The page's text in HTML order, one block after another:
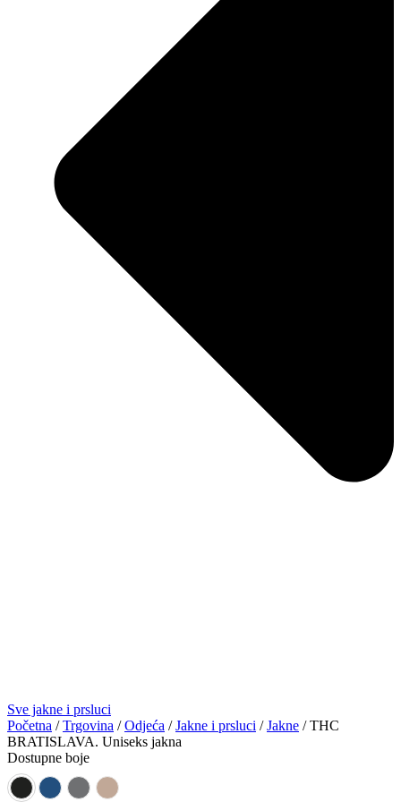
Sve jakne i prsluci
Početna /Trgovina /Odjeća /Jakne i prsluci /Jakne / THC
BRATISLAVA. Uniseks jakna
Dostupne boje